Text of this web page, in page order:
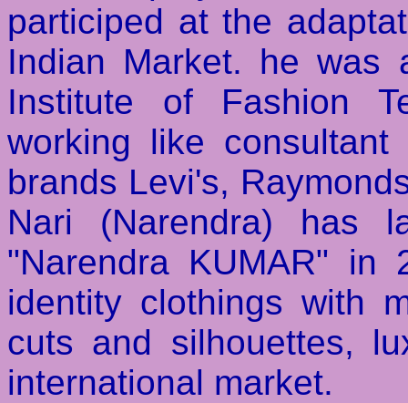
participed at the
Indian Market. he was
Institute of Fashion
working like
brands Levi's,
Nari (Narendra) has
"Narendra KUMAR"
identity clothings with
cuts and silhouettes,
international market.